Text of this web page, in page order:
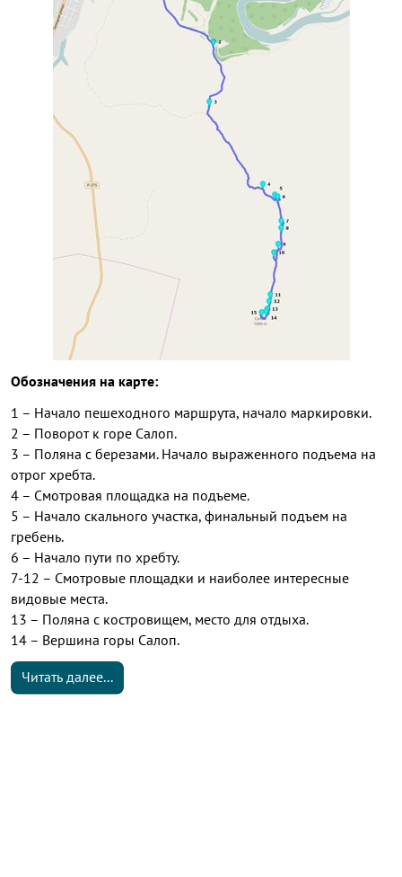
Обозначения на карте:
1 – Начало пешеходного маршрута, начало маркировки.
2 – Поворот к горе Салоп.
3 – Поляна с березами. Начало выраженного подъема на
отрог хребта.
4 – Смотровая площадка на подъеме.
5 – Начало скального участка, финальный подъем на
гребень.
6 – Начало пути по хребту.
7-12 – Смотровые площадки и наиболее интересные
видовые места.
13 – Поляна с костровищем, место для отдыха.
14 – Вершина горы Салоп.
Читать далее...